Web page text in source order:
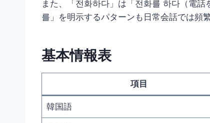
また、「전화하다」は「전화를 하다（電
를」を明示するパターンも日常会話では頻
基本情報表
項目
韓国語